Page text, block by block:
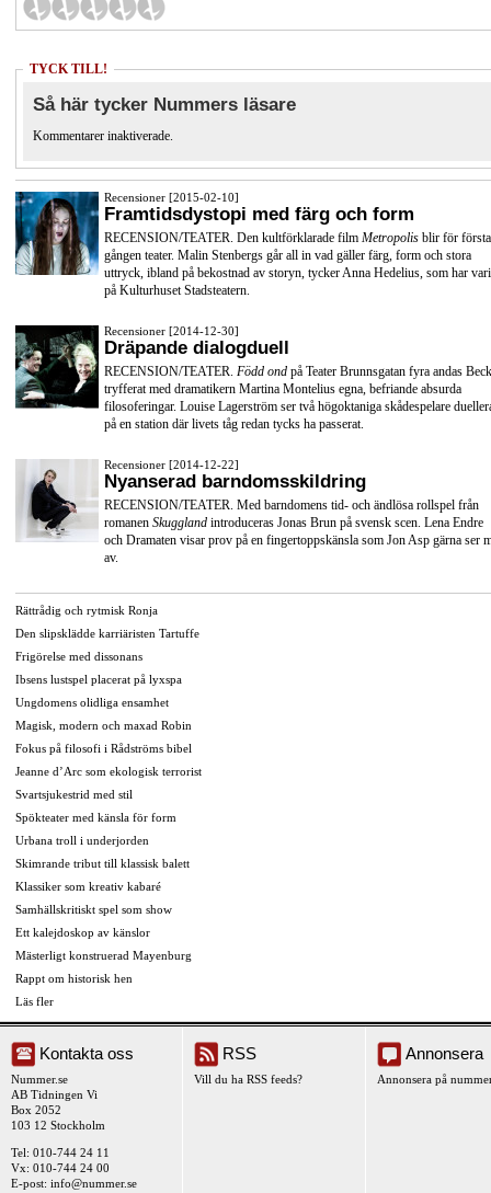
TYCK TILL!
Så här tycker Nummers läsare
Kommentarer inaktiverade.
Recensioner [2015-02-10]
Framtidsdystopi med färg och form
RECENSION/TEATER. Den kultförklarade film Metropolis blir för första
gången teater. Malin Stenbergs går all in vad gäller färg, form och stora
uttryck, ibland på bekostnad av storyn, tycker Anna Hedelius, som har
på Kulturhuset Stadsteatern.
Recensioner [2014-12-30]
Dräpande dialogduell
RECENSION/TEATER. Född ond på Teater Brunnsgatan fyra andas
tryfferat med dramatikern Martina Montelius egna, befriande absurda
filosoferingar. Louise Lagerström ser två högoktaniga skådespelare
på en station där livets tåg redan tycks ha passerat.
Recensioner [2014-12-22]
Nyanserad barndomsskildring
RECENSION/TEATER. Med barndomens tid- och ändlösa rollspel från
romanen Skuggland introduceras Jonas Brun på svensk scen. Lena Endre
och Dramaten visar prov på en fingertoppskänsla som Jon Asp gärna ser
av.
Rättrådig och rytmisk Ronja
Den slipsklädde karriäristen Tartuffe
Frigörelse med dissonans
Ibsens lustspel placerat på lyxspa
Ungdomens olidliga ensamhet
Magisk, modern och maxad Robin
Fokus på filosofi i Rådströms bibel
Jeanne d’Arc som ekologisk terrorist
Svartsjukestrid med stil
Spökteater med känsla för form
Urbana troll i underjorden
Skimrande tribut till klassisk balett
Klassiker som kreativ kabaré
Samhällskritiskt spel som show
Ett kalejdoskop av känslor
Mästerligt konstruerad Mayenburg
Rappt om historisk hen
Läs fler
Kontakta oss
Nummer.se
AB Tidningen Vi
Box 2052
103 12 Stockholm
Tel: 010-744 24 11
Vx: 010-744 24 00
E-post: info@nummer.se
RSS
Vill du ha RSS feeds?
Annonsera
Annonsera på